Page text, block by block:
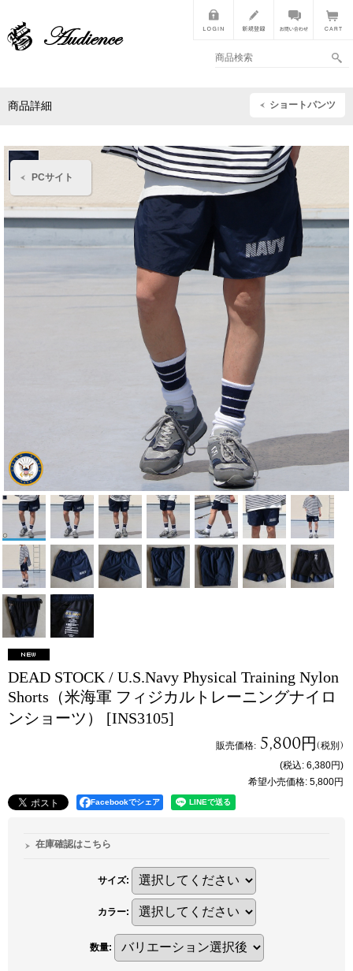
PCサイト
商品詳細 ショートパンツ
DEAD STOCK / U.S.Navy Physical Training Nylon
Shorts（米海軍 フィジカルトレーニングナイロ
ンショーツ） [INS3105]
販売価格: 5,800円(税別)
(税込: 6,380円)
希望小売価格: 5,800円
Facebookでシェア
在庫確認はこちら
サイズ:
カラー:
数量: